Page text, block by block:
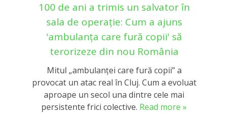
100 de ani a trimis un salvator în
sala de operație: Cum a ajuns
'ambulanța care fură copii' să
terorizeze din nou România
Mitul „ambulanței care fură copii” a
provocat un atac real în Cluj. Cum a evoluat
aproape un secol una dintre cele mai
persistente frici colective. Read more »